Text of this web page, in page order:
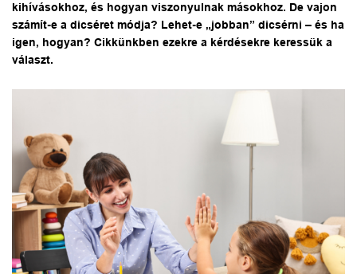
kihívásokhoz, és hogyan viszonyulnak másokhoz. De vajon
számít-e a dicséret módja? Lehet-e „jobban” dicsérni – és ha
igen, hogyan? Cikkünkben ezekre a kérdésekre keressük a
választ.